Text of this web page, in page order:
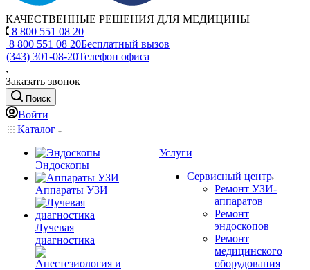
КАЧЕСТВЕННЫЕ РЕШЕНИЯ ДЛЯ МЕДИЦИНЫ
8 800 551 08 20
8 800 551 08 20Бесплатный вызов
(343) 301-08-20Телефон офиса
Заказать звонок
Поиск
Войти
Каталог
Эндоскопы
Аппараты УЗИ
Лучевая
диагностика
Услуги
Сервисный центр
Ремонт УЗИ-
аппаратов
Ремонт
эндоскопов
Ремонт
медицинского
оборудования